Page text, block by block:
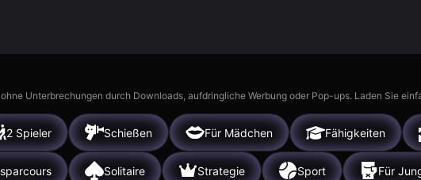
Unterbrechungen durch Downloads, aufdringliche Werbung oder Pop-ups. Laden Sie
2 Spieler Schießen Für Mädchen Fähigkeiten
Solitaire Strategie Sport Für